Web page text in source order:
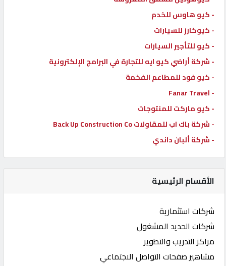
- كيو هاوس للخدم
- كيوكارز للسيارات
- كيو للتأجير السيارات
- شركة أراضي كيو ايه للتجارة في البرامج الإلكترونية
- كيو فود للمطاعم الفخمة
- Fanar Travel
- كيو ماركت للمنتوجات
- شركة باك اب للمقاولات Back Up Construction Co
- شركة ألبان داندي
الأقسام الرئيسية
شركات استثمارية
شركات الحديد المشغول
مراكز التدريب والتطوير
مشاهير صفحات التواصل الاجتماعي